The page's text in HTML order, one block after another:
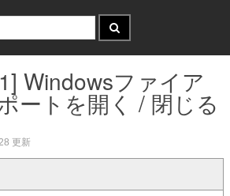
Windowsファイア
ートを開く / 閉じる
更新